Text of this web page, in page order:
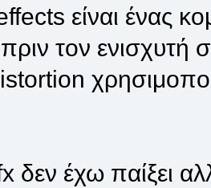
είναι ένας
τον ενισχυτή
δεν έχω παίξει